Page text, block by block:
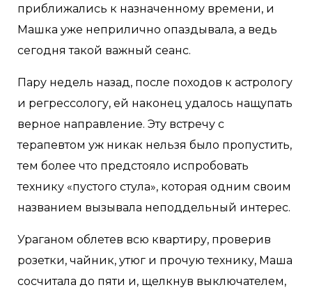
приближались к назначенному времени, и
Машка уже неприлично опаздывала, а ведь
сегодня такой важный сеанс.
Пару недель назад, после походов к астрологу
и регрессологу, ей наконец удалось нащупать
верное направление. Эту встречу с
терапевтом уж никак нельзя было пропустить,
тем более что предстояло испробовать
технику «пустого стула», которая одним своим
названием вызывала неподдельный интерес.
Ураганом облетев всю квартиру, проверив
розетки, чайник, утюг и прочую технику, Маша
сосчитала до пяти и, щелкнув выключателем,